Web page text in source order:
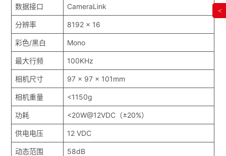
数据接口 CameraLink
分辨率 8192 x 16
彩色/黑白 Mono
最大行频 100KHz
相机尺寸 97 x 97 x 101mm
相机重量 <1150g
功耗 <20W@12VDC（±20%）
供电电压 12 VDC
动态范围 58dB
<